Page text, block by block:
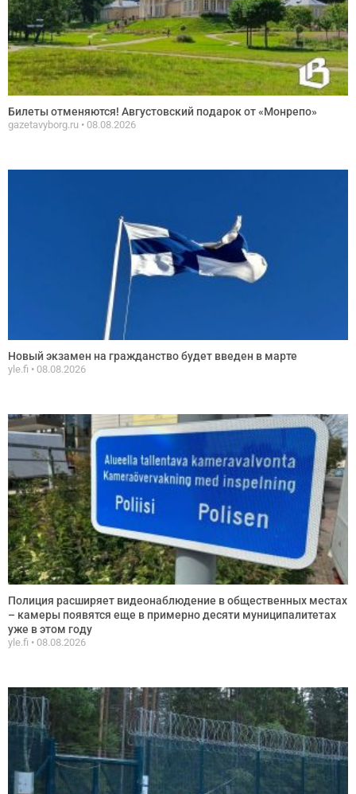
Билеты отменяются! Августовский подарок от «Монрепо»
gazetavyborg.ru 08.08.2026
Новый экзамен на гражданство будет введен в марте
yle.fi 08.08.2026
Полиция расширяет видеонаблюдение в общественных местах
– камеры появятся еще в примерно десяти муниципалитетах
уже в этом году
yle.fi 08.08.2026